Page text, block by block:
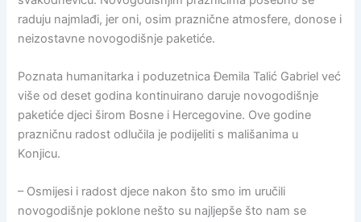
raduju najmlađi, jer oni, osim praznične atmosfere, donose i
neizostavne novogodišnje paketiće.
Poznata humanitarka i poduzetnica Đemila Talić Gabriel već
više od deset godina kontinuirano daruje novogodišnje
paketiće djeci širom Bosne i Hercegovine. Ove godine
prazničnu radost odlučila je podijeliti s mališanima u
Konjicu.
– Osmijesi i radost djece nakon što smo im uručili
novogodišnje poklone nešto su najljepše što nam se